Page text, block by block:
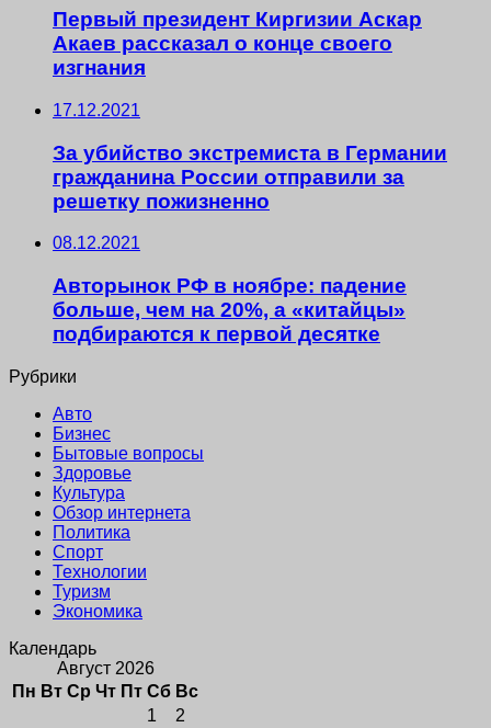
Первый президент Киргизии Аскар
Акаев рассказал о конце своего
изгнания
17.12.2021
За убийство экстремиста в Германии
гражданина России отправили за
решетку пожизненно
08.12.2021
Авторынок РФ в ноябре: падение
больше, чем на 20%, а «китайцы»
подбираются к первой десятке
Рубрики
Авто
Бизнес
Бытовые вопросы
Здоровье
Культура
Обзор интернета
Политика
Спорт
Технологии
Туризм
Экономика
Календарь
Август 2026
Пн Вт Ср Чт Пт Сб Вс
1
2